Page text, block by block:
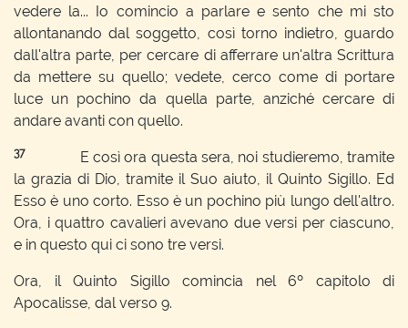
vedere la... Io comincio a parlare e sento che mi sto
allontanando dal soggetto, così torno indietro, guardo
dall'altra parte, per cercare di afferrare un'altra Scrittura
da mettere su quello; vedete, cerco come di portare
luce un pochino da quella parte, anziché cercare di
andare avanti con quello.
37
E così ora questa sera, noi studieremo, tramite
la grazia di Dio, tramite il Suo aiuto, il Quinto Sigillo. Ed
Esso è uno corto. Esso è un pochino più lungo dell'altro.
Ora, i quattro cavalieri avevano due versi per ciascuno,
e in questo qui ci sono tre versi.
Ora, il Quinto Sigillo comincia nel 6º capitolo di
Apocalisse, dal verso 9.